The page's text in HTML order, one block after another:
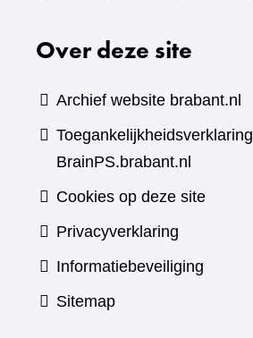
Over deze site
Archief website brabant.nl
Toegankelijkheidsverklaring
BrainPS.brabant.nl
Cookies op deze site
Privacyverklaring
Informatiebeveiliging
Sitemap